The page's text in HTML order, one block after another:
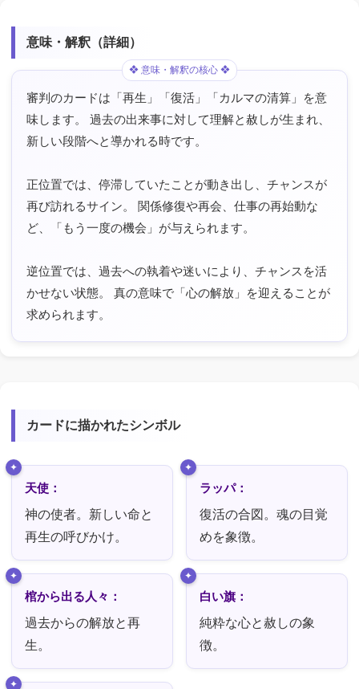
意味・解釈（詳細）
審判のカードは「再生」「復活」「カルマの清算」を意
味します。 過去の出来事に対して理解と赦しが生まれ、
新しい段階へと導かれる時です。
正位置では、停滞していたことが動き出し、チャンスが
再び訪れるサイン。 関係修復や再会、仕事の再始動な
ど、「もう一度の機会」が与えられます。
逆位置では、過去への執着や迷いにより、チャンスを活
かせない状態。 真の意味で「心の解放」を迎えることが
求められます。
カードに描かれたシンボル
天使：
神の使者。新しい命と
再生の呼びかけ。
ラッパ：
復活の合図。魂の目覚
めを象徴。
棺から出る人々：
過去からの解放と再
生。
白い旗：
純粋な心と赦しの象
徴。